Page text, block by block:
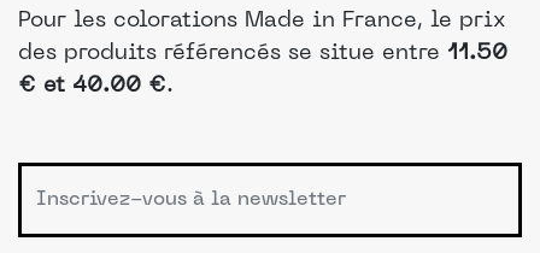
Pour les colorations Made in France, le prix
des produits référencés se situe entre 11.50
€ et 40.00 €.